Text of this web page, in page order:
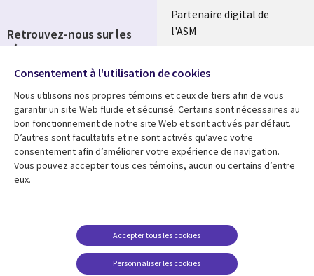
Partenaire digital de
l'ASM
Fusions
Ressources
Library
Links
Articles
Blog
Support
Legal
Accessibilité
conditions juridiques
FAQ Carrières
Centre de gestion des
Retrouvez-nous sur les
réseaux
Social
Media
FRANCE
Consentement à l'utilisation de cookies
Nous utilisons nos propres témoins et ceux de tiers afin de vous
garantir un site Web fluide et sécurisé. Certains sont nécessaires au
bon fonctionnement de notre site Web et sont activés par défaut.
D’autres sont facultatifs et ne sont activés qu’avec votre
consentement afin d’améliorer votre expérience de navigation.
Vous pouvez accepter tous ces témoins, aucun ou certains d’entre
eux.
Personnaliser les cookies
Accepter tous les cookies